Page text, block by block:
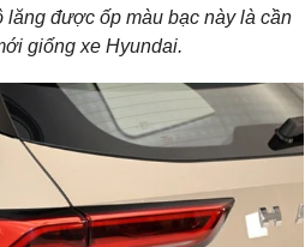
lăng được ốp màu bạc này là cần
giống xe Hyundai.